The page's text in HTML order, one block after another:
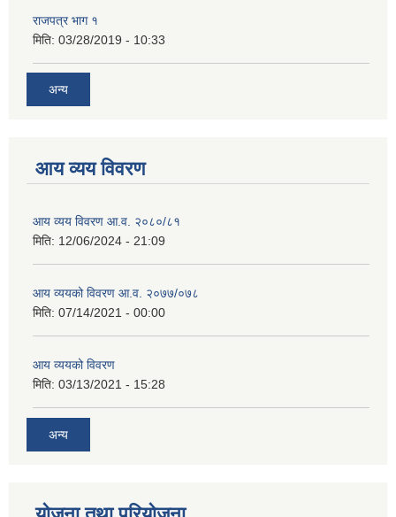
राजपत्र भाग १
मिति: 03/28/2019 - 10:33
अन्य
आय व्यय विवरण
आय व्यय विवरण आ.व. २०८०/८१
मिति: 12/06/2024 - 21:09
आय व्ययको विवरण आ.व. २०७७/०७८
मिति: 07/14/2021 - 00:00
आय व्ययको विवरण
मिति: 03/13/2021 - 15:28
अन्य